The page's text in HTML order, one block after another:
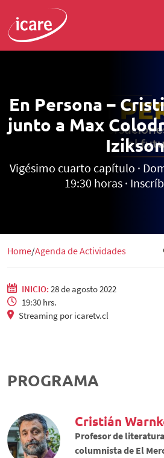
En Persona –
junto a Max
Izikson
Vigésimo cuarto capítulo ·
19:30 horas ·
Home Agenda de Actividades
INICIO: 28 de agosto 2022
19:30 hrs.
Streaming por icaretv.cl
PROGRAMA
Cristián
Profesor de
columnista de El